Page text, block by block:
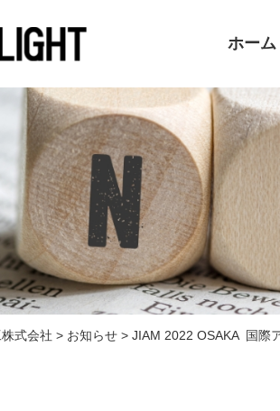
ホーム
式会社 > お知らせ > JIAM 2022 OSAKA 国際